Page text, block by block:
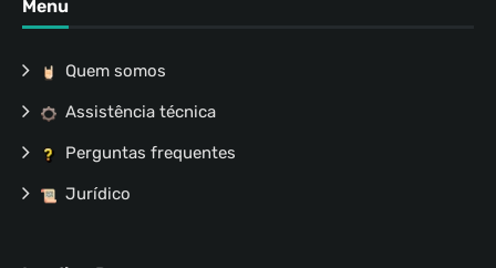
Menu
Quem somos
Assistência técnica
Perguntas frequentes
Jurídico